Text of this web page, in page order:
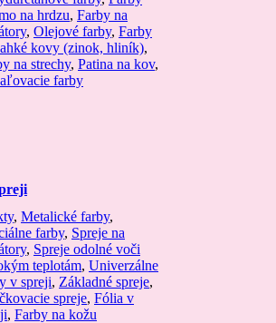
na hrdzu, Farby na
, Olejové farby, Farby
kovy (zinok, hliník),
na strechy, Patina na kov,
farby
, Metalické farby,
farby, Spreje na
, Spreje odolné voči
teplotám, Univerzálne
v spreji, Základné spreje,
spreje, Fólia v
, Farby na kožu